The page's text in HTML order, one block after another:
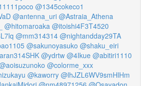
@1345cokeco1
@antenna_uri @Astraia_Athena
@hitomaroaka @itoishi4F3T4520
@mm314314 @nightandday29TA
@sakunoyasuko @shaku_eiri
@ydrtw @4Ikue @abitiri1110
@colorme_xxx
@kaworry @lhJZL6WV9smHlHm